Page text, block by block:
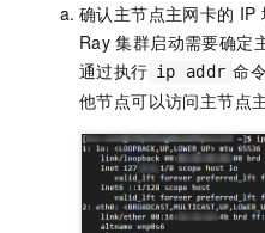
确认主节点主网卡的 IP
Ray 集群启动需要确定
通过执行 ip addr 命
他节点可以访问主节点